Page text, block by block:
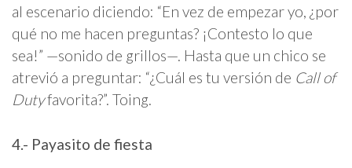
al escenario diciendo: “En vez de empezar yo, ¿por
qué no me hacen preguntas? ¡Contesto lo que
sea!” —sonido de grillos—. Hasta que un chico se
atrevió a preguntar: “¿Cuál es tu versión de Call of
Dutyfavorita?”. Toing.
4.- Payasito de fiesta